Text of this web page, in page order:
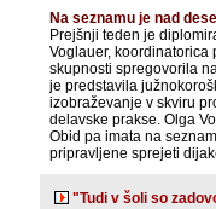
Na seznamu je nad
Prejšnji teden je
Voglauer, koordinatorica
skupnosti spregovorila
je predstavila
izobraževanje v skviru
delavske prakse. Olga
Obid pa imata na
pripravljene sprejeti
"Tudi v šoli so